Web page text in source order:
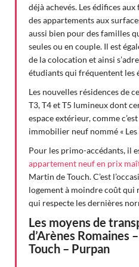
déjà achevés. Les édifices
des appartements aux
aussi bien pour des familles
seules ou en couple. Il est
de la colocation et ainsi
étudiants qui fréquentent les
Les nouvelles résidences de
T3, T4 et T5 lumineux dont
espace extérieur, comme
immobilier neuf nommé « Les
Pour les primo-accédants, il
appartement neuf en prix
Martin de Touch. C’est
logement à moindre coût
qui respecte les dernières
Les moyens de
d’Arènes Romaines
Touch – Purpan